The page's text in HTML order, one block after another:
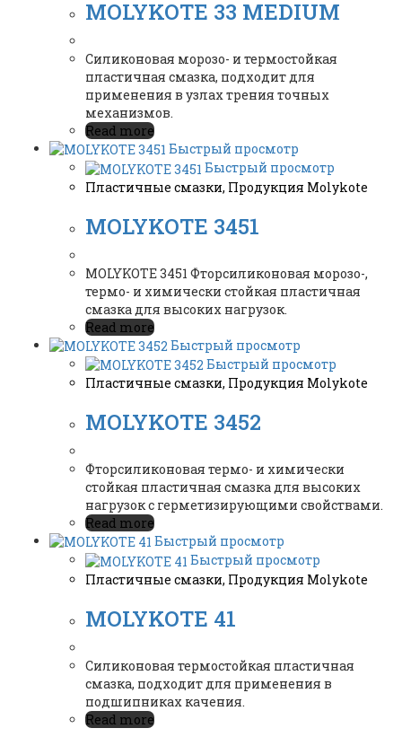
MOLYKOTE 33 MEDIUM
Силиконовая морозо- и термостойкая
пластичная смазка, подходит для
применения в узлах трения точных
механизмов.
Read more
Быстрый просмотр
Быстрый просмотр
Пластичные смазки, Продукция Molykote
MOLYKOTE 3451
MOLYKOTE 3451 Фторсиликоновая морозо-,
термо- и химически стойкая пластичная
смазка для высоких нагрузок.
Read more
Быстрый просмотр
Быстрый просмотр
Пластичные смазки, Продукция Molykote
MOLYKOTE 3452
Фторсиликоновая термо- и химически
стойкая пластичная смазка для высоких
нагрузок с герметизирующими свойствами.
Read more
Быстрый просмотр
Быстрый просмотр
Пластичные смазки, Продукция Molykote
MOLYKOTE 41
Силиконовая термостойкая пластичная
смазка, подходит для применения в
подшипниках качения.
Read more